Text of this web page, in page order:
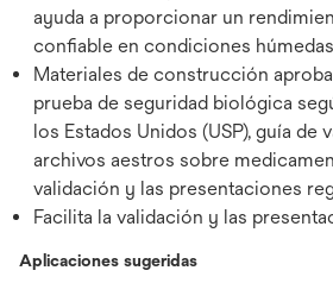
ayuda a proporcionar un
confiable en condiciones
Materiales de construcción
prueba de seguridad biológica
los Estados Unidos (USP), guía de
archivos aestros sobre
validación y las presentaciones
Facilita la validación y las
Aplicaciones sugeridas